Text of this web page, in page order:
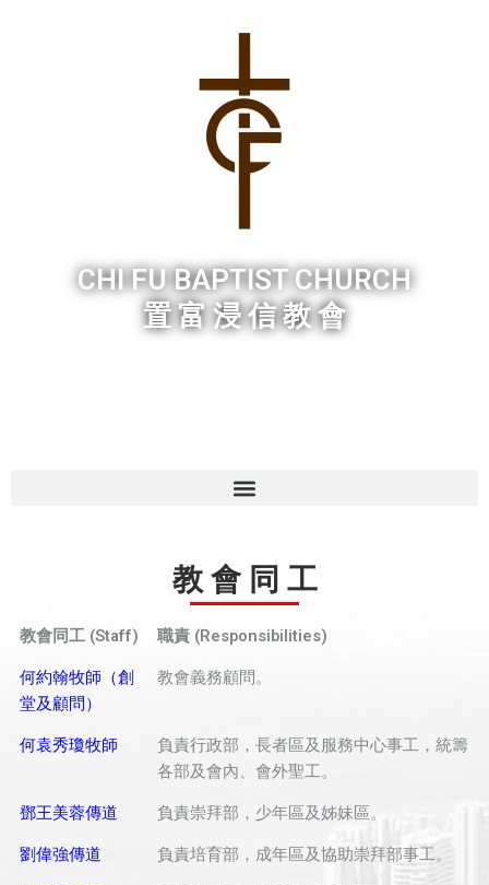
CHI FU BAPTIST CHURCH
置 富 浸 信 教 會
教 會 同 工
教會同工 (Staff) 職責 (Responsibilities)
何約翰牧師（創
堂及顧問）
教會義務顧問。
何袁秀瓊牧師
負責行政部，長者區及服務中心事工，統籌
各部及會內、會外聖工。
鄧王美蓉傳道 負責崇拜部，少年區及姊妹區。
劉偉強傳道 負責培育部，成年區及協助崇拜部事工。